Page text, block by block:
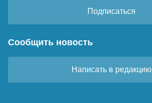
Подписаться
Сообщить новость
Написать в редакцию